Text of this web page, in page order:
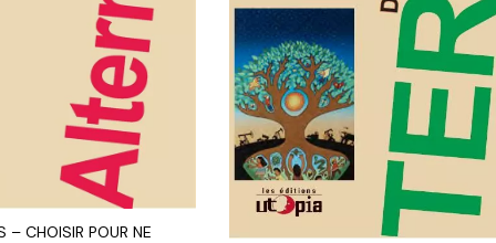
– CHOISIR POUR NE